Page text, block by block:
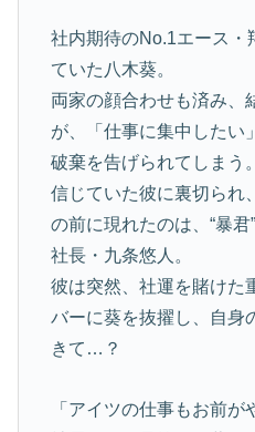
社内期待のNo.1エース・
ていた八木葵。
両家の顔合わせも済み
が、「仕事に集中したい
破棄を告げられてしまう。
信じていた彼に裏切られ
の前に現れたのは、“暴
社長・九条悠人。
彼は突然、社運を賭けた
バーに葵を抜擢し、自身
きて…？
「アイツの仕事もお前が